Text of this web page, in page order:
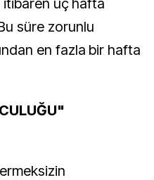
üç hafta
süre zorunlu
en fazla bir hafta